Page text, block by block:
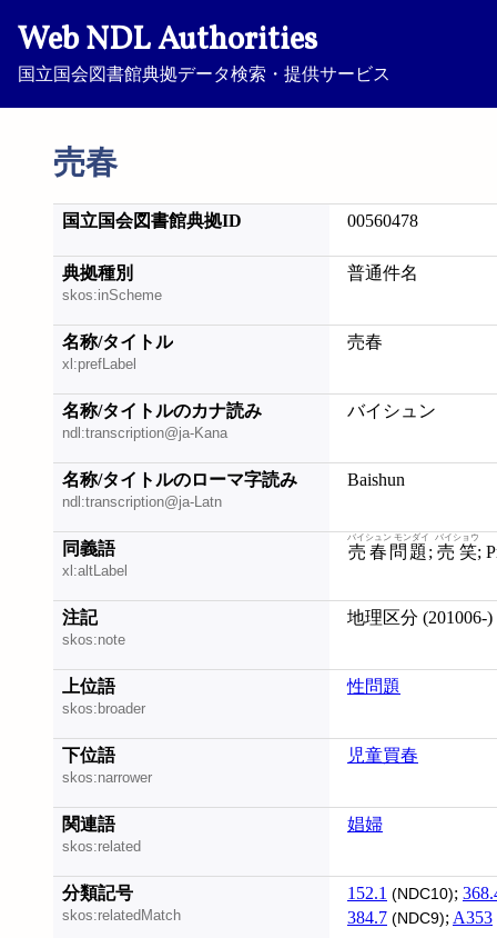
Web NDL Authorities
国立国会図書館典拠データ検索・提供サービス
売春
国立国会図書館典拠ID 00560478
典拠種別
skos:inScheme
普通件名
名称/タイトル
xl:prefLabel
売春
名称/タイトルのカナ読み
ndl:transcription@ja-Kana
バイシュン
名称/タイトルのローマ字読み
ndl:transcription@ja-Latn
Baishun
同義語
xl:altLabel
売春問題
バイシュン モンダイ
; 売笑
バイショウ
;
注記
skos:note
地理区分 (201006-)
上位語
skos:broader
性問題
下位語
skos:narrower
児童買春
関連語
skos:related
娼婦
分類記号
skos:relatedMatch
152.1 (NDC10);
384.7 (NDC9); A353